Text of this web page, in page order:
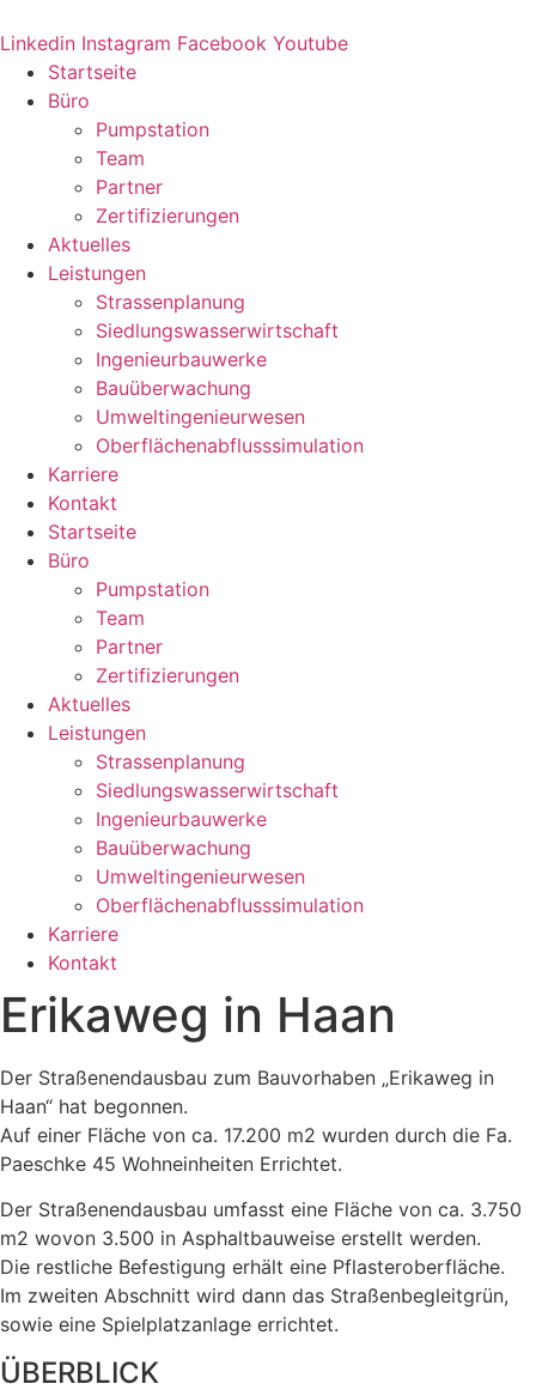
Inhalt
springen
Linkedin Instagram Facebook Youtube
Startseite
Büro
Pumpstation
Team
Partner
Zertifizierungen
Aktuelles
Leistungen
Strassenplanung
Siedlungswasserwirtschaft
Ingenieurbauwerke
Bauüberwachung
Umweltingenieurwesen
Oberflächenabflusssimulation
Karriere
Kontakt
Startseite
Büro
Pumpstation
Team
Partner
Zertifizierungen
Aktuelles
Leistungen
Strassenplanung
Siedlungswasserwirtschaft
Ingenieurbauwerke
Bauüberwachung
Umweltingenieurwesen
Oberflächenabflusssimulation
Karriere
Kontakt
Erikaweg in Haan
Der Straßenendausbau zum Bauvorhaben „Erikaweg in
Haan“ hat begonnen.
Auf einer Fläche von ca. 17.200 m2 wurden durch die Fa.
Paeschke 45 Wohneinheiten Errichtet.
Der Straßenendausbau umfasst eine Fläche von ca. 3.750
m2 wovon 3.500 in Asphaltbauweise erstellt werden.
Die restliche Befestigung erhält eine Pflasteroberfläche.
Im zweiten Abschnitt wird dann das Straßenbegleitgrün,
sowie eine Spielplatzanlage errichtet.
ÜBERBLICK